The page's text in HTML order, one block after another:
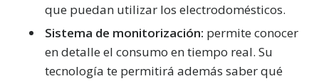
que puedan utilizar los electrodomésticos.
Sistema de monitorización: permite conocer
en detalle el consumo en tiempo real. Su
tecnología te permitirá además saber qué